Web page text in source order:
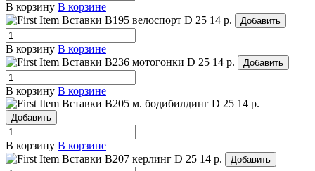
В корзину В корзине
Вставки B195 велоспорт D 25 14 р. Добавить
В корзину В корзине
Вставки B236 мотогонки D 25 14 р. Добавить
В корзину В корзине
Вставки B205 м. бодибилдинг D 25 14 р.
Добавить
В корзину В корзине
Вставки B207 керлинг D 25 14 р. Добавить